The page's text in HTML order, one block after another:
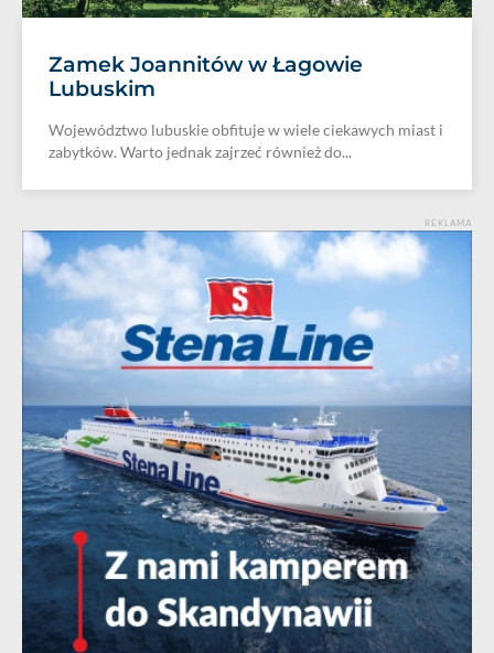
Zamek Joannitów w Łagowie
Lubuskim
Województwo lubuskie obfituje w wiele ciekawych miast i
zabytków. Warto jednak zajrzeć również do...
REKLAMA